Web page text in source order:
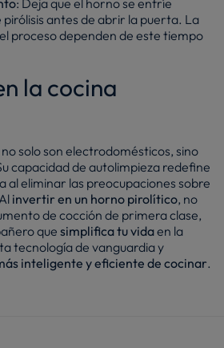
: Deja que el horno se enfríe
pirólisis antes de abrir la puerta. La
proceso dependen de este tiempo
la cocina
no solo son electrodomésticos, sino
capacidad de autolimpieza redefine
al eliminar las preocupaciones sobre
invertir en un horno pirolítico, no
de cocción de primera clase,
que simplifica tu vidaen la
tecnología de vanguardia y
inteligente y eficiente de cocinar.